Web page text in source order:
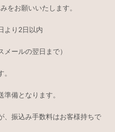
をお願いいたします。
日以内
翌日まで）
ります。
数料はお客様持ちで